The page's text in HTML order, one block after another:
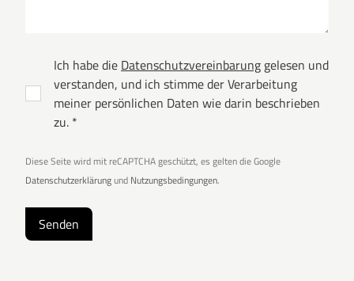
Ich habe die Datenschutzvereinbarung gelesen und
verstanden, und ich stimme der Verarbeitung
meiner persönlichen Daten wie darin beschrieben
zu. *
Diese Seite wird mit reCAPTCHA geschützt, es gelten die Google
Datenschutzerklärungund Nutzungsbedingungen.
Senden